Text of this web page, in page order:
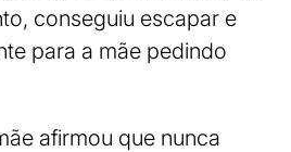
conseguiu escapar e
para a mãe pedindo
afirmou que nunca